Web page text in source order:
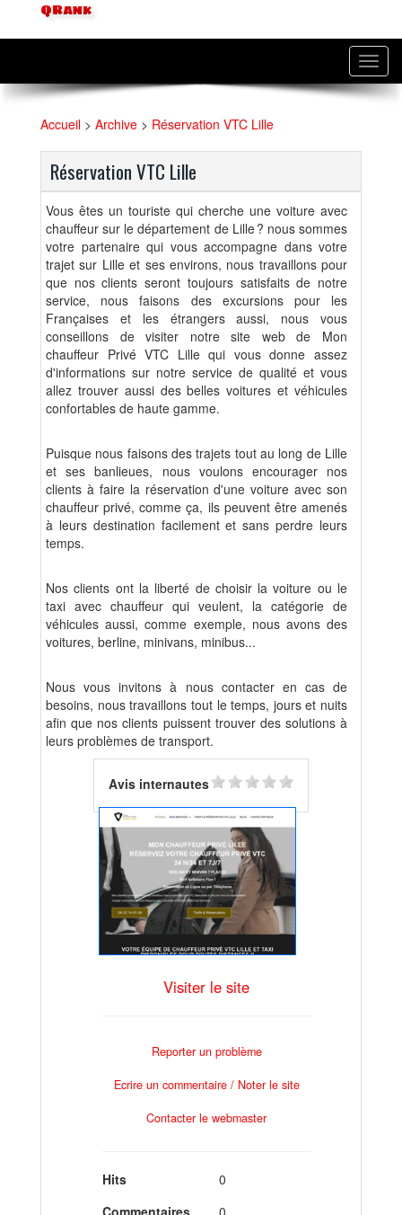
QRank
Accueil > Archive > Réservation VTC Lille
Réservation VTC Lille
Vous êtes un touriste qui cherche une voiture avec
chauffeur sur le département de Lille ? nous sommes
votre partenaire qui vous accompagne dans votre
trajet sur Lille et ses environs, nous travaillons pour
que nos clients seront toujours satisfaits de notre
service, nous faisons des excursions pour les
Françaises et les étrangers aussi, nous vous
conseillons de visiter notre site web de Mon
chauffeur Privé VTC Lille qui vous donne assez
d'informations sur notre service de qualité et vous
allez trouver aussi des belles voitures et véhicules
confortables de haute gamme.
Puisque nous faisons des trajets tout au long de Lille
et ses banlieues, nous voulons encourager nos
clients à faire la réservation d'une voiture avec son
chauffeur privé, comme ça, ils peuvent être amenés
à leurs destination facilement et sans perdre leurs
temps.
Nos clients ont la liberté de choisir la voiture ou le
taxi avec chauffeur qui veulent, la catégorie de
véhicules aussi, comme exemple, nous avons des
voitures, berline, minivans, minibus...
Nous vous invitons à nous contacter en cas de
besoins, nous travaillons tout le temps, jours et nuits
afin que nos clients puissent trouver des solutions à
leurs problèmes de transport.
Avis internautes
Visiter le site
Reporter un problème
Ecrire un commentaire / Noter le site
Contacter le webmaster
Hits
0